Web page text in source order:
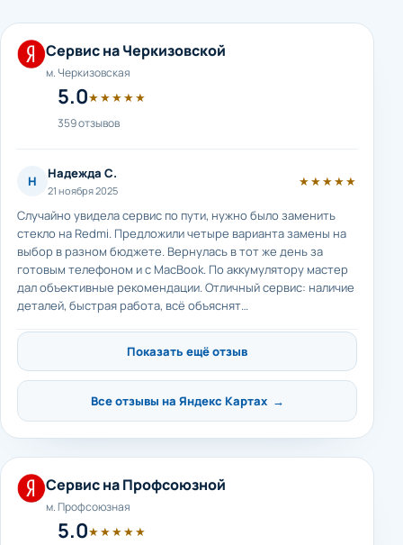
Сервис на Черкизовской
м. Черкизовская
5.0★★★★★
359 отзывов
Н Надежда С.
21 ноября 2025
★★★★★
Случайно увидела сервис по пути, нужно было заменить
стекло на Redmi. Предложили четыре варианта замены на
выбор в разном бюджете. Вернулась в тот же день за
готовым телефоном и с MacBook. По аккумулятору мастер
дал объективные рекомендации. Отличный сервис: наличие
деталей, быстрая работа, всё объяснят…
Показать ещё отзыв
Все отзывы на Яндекс Картах →
Сервис на Профсоюзной
м. Профсоюзная
5.0★★★★★